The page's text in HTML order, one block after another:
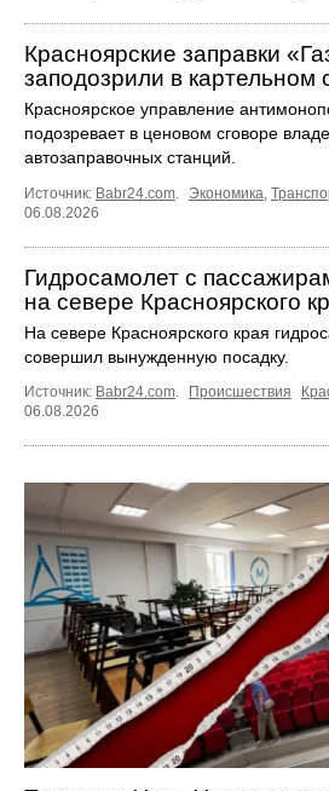
Красноярские заправки
заподозрили в картельном
Красноярское управление
подозревает в ценовом сговоре
автозаправочных станций.
Источник: Babr24.com Экономика
06.08.2026
Гидросамолет с
на севере Красноярского
На севере Красноярского края
совершил вынужденную посадку.
Источник: Babr24.com Происшествия
06.08.2026